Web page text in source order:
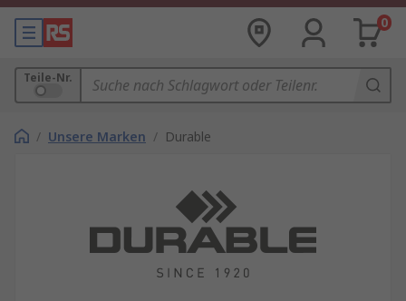
0
Teile-Nr.
/ Unsere Marken / Durable